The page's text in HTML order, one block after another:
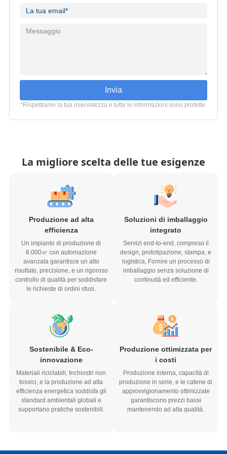
Invia
efficienza
6.000㎡ con automazione
avanzata garantisce un alto
risultato, precisione, e un rigoroso
controllo di qualità per soddisfare
le richieste di ordini sfusi.
integrato
Servizi end-to-end, compreso il
design, prototipazione, stampa, e
logistica, Fornire un processo di
imballaggio senza soluzione di
continuità ed efficiente.
innovazione
tossici, e la produzione ad alta
efficienza energetica soddisfa gli
standard ambientali globali e
supportano pratiche sostenibili.
i costi
produzione in serie, e le catene di
approvvigionamento ottimizzate
garantiscono prezzi bassi
mantenendo ad alta qualità.